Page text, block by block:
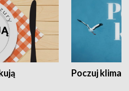
Poczuj klimat